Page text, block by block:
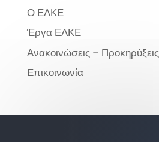
Ο ΕΛΚΕ
Έργα ΕΛΚΕ
Ανακοινώσεις – Προκηρύξεις
Επικοινωνία